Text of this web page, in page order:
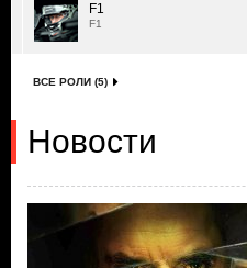
F1
F1
ВСЕ РОЛИ (5)
Новости